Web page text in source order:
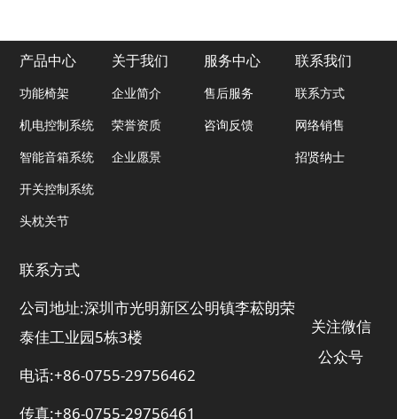
产品中心
功能椅架
机电控制系统
智能音箱系统
开关控制系统
头枕关节
关于我们
企业简介
荣誉资质
企业愿景
服务中心
售后服务
咨询反馈
联系我们
联系方式
网络销售
招贤纳士
联系方式
公司地址:深圳市光明新区公明镇李菘朗荣
泰佳工业园5栋3楼
电话:+86-0755-29756462
传真:+86-0755-29756461
关注微信
公众号